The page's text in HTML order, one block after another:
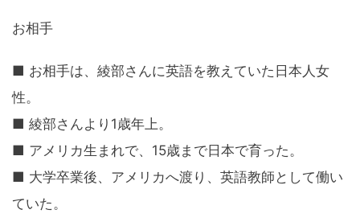
お相手
■ お相手は、綾部さんに英語を教えていた日本人女
性。
■ 綾部さんより1歳年上。
■ アメリカ生まれで、15歳まで日本で育った。
■ 大学卒業後、アメリカへ渡り、英語教師として働い
ていた。